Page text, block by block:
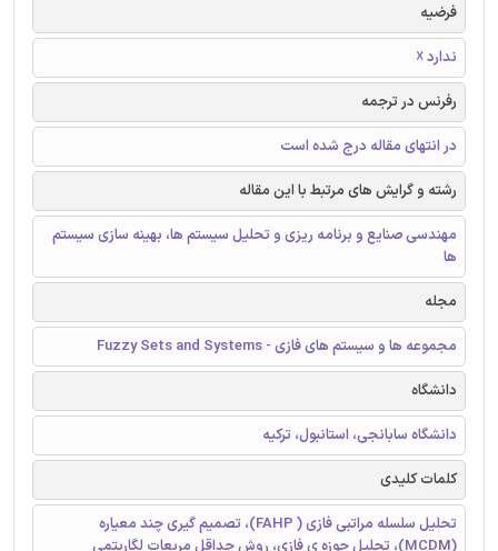
فرضیه
ندارد ☓
رفرنس در ترجمه
در انتهای مقاله درج شده است
رشته و گرایش های مرتبط با این مقاله
مهندسی صنایع و برنامه ریزی و تحلیل سیستم ها، بهینه سازی سیستم
ها
مجله
مجموعه ها و سیستم های فازی - Fuzzy Sets and Systems
دانشگاه
دانشگاه سابانجی، استانبول، ترکیه
کلمات کلیدی
تحلیل سلسله مراتبی فازی ( FAHP)، تصمیم گیری چند معیاره
(MCDM)، تحلیل حوزه ی فازی، روش حداقل مربعات لگاریتمی